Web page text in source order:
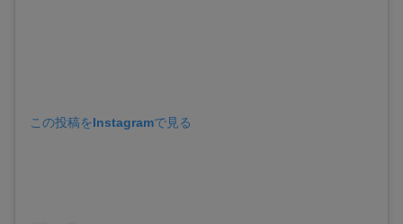
この投稿をInstagramで見る